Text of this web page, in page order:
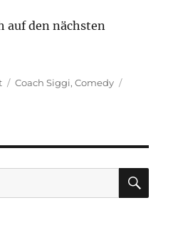
auf den nächsten
Schlagwörter
Coach Siggi,Comedy